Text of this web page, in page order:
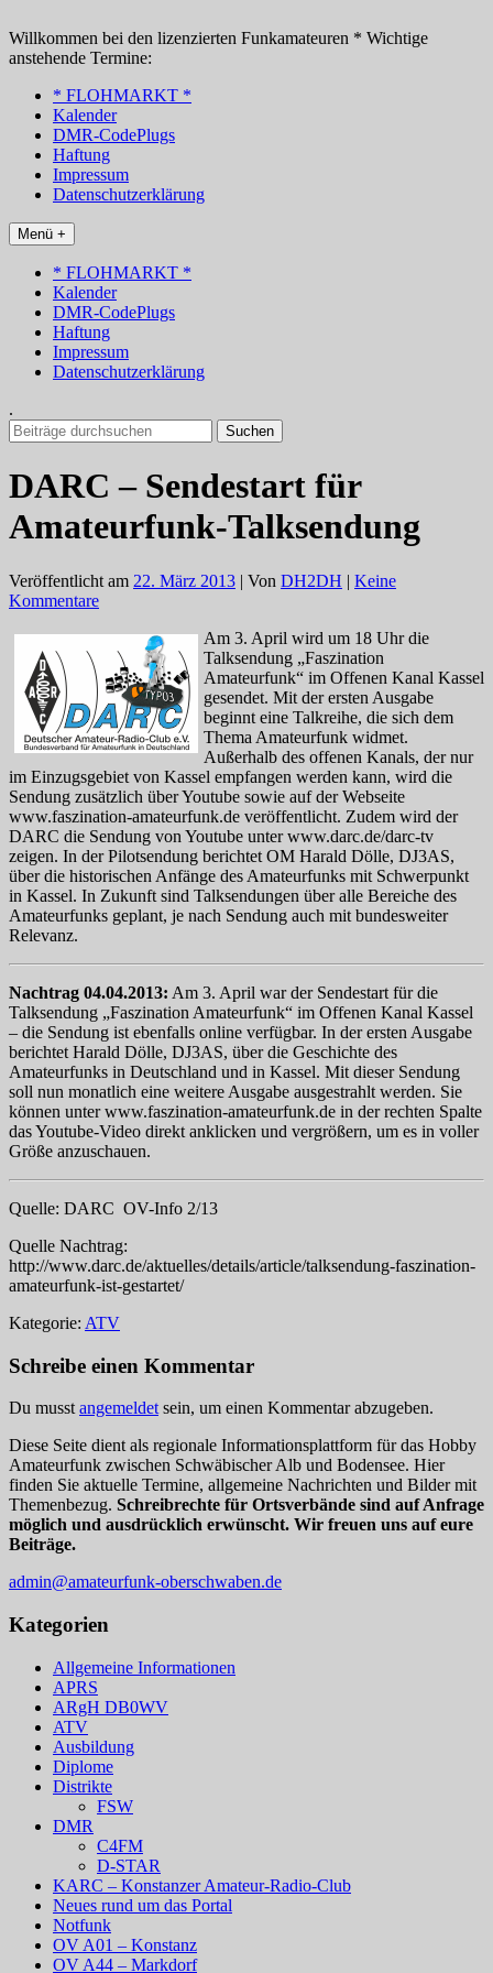
Inhalt
springen
Willkommen bei den lizenzierten Funkamateuren * Wichtige
anstehende Termine:
* FLOHMARKT *
Kalender
DMR-CodePlugs
Haftung
Impressum
Datenschutzerklärung
Menü +
* FLOHMARKT *
Kalender
DMR-CodePlugs
Haftung
Impressum
Datenschutzerklärung
.
Suchen
nach:
DARC – Sendestart für
Amateurfunk-Talksendung
Veröffentlicht am 22. März 2013 | Von DH2DH | Keine
Kommentare
Am 3. April wird um 18 Uhr die
Talksendung „Faszination
Amateurfunk“ im Offenen Kanal Kassel
gesendet. Mit der ersten Ausgabe
beginnt eine Talkreihe, die sich dem
Thema Amateurfunk widmet.
Außerhalb des offenen Kanals, der nur
im Einzugsgebiet von Kassel empfangen werden kann, wird die
Sendung zusätzlich über Youtube sowie auf der Webseite
www.faszination-amateurfunk.de veröffentlicht. Zudem wird der
DARC die Sendung von Youtube unter www.darc.de/darc-tv
zeigen. In der Pilotsendung berichtet OM Harald Dölle, DJ3AS,
über die historischen Anfänge des Amateurfunks mit Schwerpunkt
in Kassel. In Zukunft sind Talksendungen über alle Bereiche des
Amateurfunks geplant, je nach Sendung auch mit bundesweiter
Relevanz.
Nachtrag 04.04.2013: Am 3. April war der Sendestart für die
Talksendung „Faszination Amateurfunk“ im Offenen Kanal Kassel
– die Sendung ist ebenfalls online verfügbar. In der ersten Ausgabe
berichtet Harald Dölle, DJ3AS, über die Geschichte des
Amateurfunks in Deutschland und in Kassel. Mit dieser Sendung
soll nun monatlich eine weitere Ausgabe ausgestrahlt werden. Sie
können unter www.faszination-amateurfunk.de in der rechten Spalte
das Youtube-Video direkt anklicken und vergrößern, um es in voller
Größe anzuschauen.
Quelle: DARC OV-Info 2/13
Quelle Nachtrag:
http://www.darc.de/aktuelles/details/article/talksendung-faszination-
amateurfunk-ist-gestartet/
Kategorie: ATV
Schreibe einen Kommentar
Du musst angemeldet sein, um einen Kommentar abzugeben.
Diese Seite dient als regionale Informationsplattform für das Hobby
Amateurfunk zwischen Schwäbischer Alb und Bodensee. Hier
finden Sie aktuelle Termine, allgemeine Nachrichten und Bilder mit
Themenbezug. Schreibrechte für Ortsverbände sind auf Anfrage
möglich und ausdrücklich erwünscht. Wir freuen uns auf eure
Beiträge.
admin@amateurfunk-oberschwaben.de
Kategorien
Allgemeine Informationen
APRS
ARgH DB0WV
ATV
Ausbildung
Diplome
Distrikte
FSW
DMR
C4FM
D-STAR
KARC – Konstanzer Amateur-Radio-Club
Neues rund um das Portal
Notfunk
OV A01 – Konstanz
OV A44 – Markdorf